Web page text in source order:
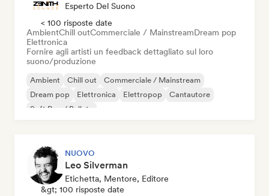
Esperto Del Suono
< 100 risposte date
AmbientChill outCommerciale / MainstreamDream pop
Elettronica
Fornire agli artisti un feedback dettagliato sul loro
suono/produzione
Ambient Chill out
Commerciale / Mainstream
Dream pop
Elettronica Elettropop
Cantautore
Soft Pop / Ballata
NUOVO
Leo Silverman
Etichetta, Mentore, Editore
&gt; 100 risposte date